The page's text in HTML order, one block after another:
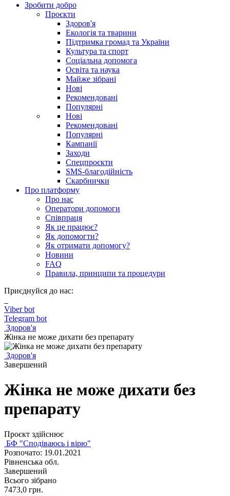
Зробити добро
Проєкти
Здоров'я
Екологія та тварини
Підтримка громад та України
Культура та спорт
Соціальна допомога
Освіта та наука
Майже зібрані
Нові
Рекомендовані
Популярні
Нові
Рекомендовані
Популярні
Кампанії
Заходи
Спецпроєкти
SMS-благодійність
Скарбнички
Про платформу
Про нас
Оператори допомоги
Співпраця
Як це працює?
Як допомогти?
Як отримати допомогу?
Новини
FAQ
Правила, принципи та процедури
Приєднуйся до нас:
Viber bot
Telegram bot
Здоров'я
Жінка не може дихати без препарату
Здоров'я
Завершений
Жінка не може дихати без
препарату
Проєкт здійснює
БФ "Сподіваюсь і вірю"
Розпочато: 19.01.2021
Рівненська обл.
Завершений
Всього зібрано
7473,0 грн.